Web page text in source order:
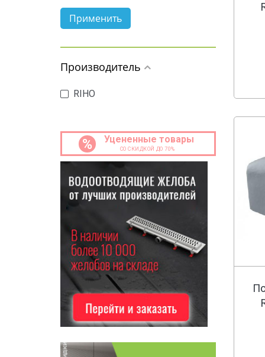
Производитель
RIHO
% Уцененные товары
СО СКИДКОЙ ДО 70%